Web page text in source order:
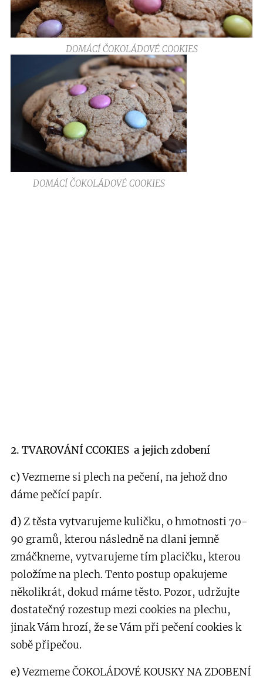
DOMÁCÍ ČOKOLÁDOVÉ COOKIES
DOMÁCÍ ČOKOLÁDOVÉ COOKIES
2. TVAROVÁNÍ CCOKIES a jejich zdobení
c)Vezmeme si plech na pečení, na jehož dno
dáme pečící papír.
d)Z těsta vytvarujeme kuličku, o hmotnosti 70-
90 gramů, kterou následně na dlani jemně
zmáčkneme, vytvarujeme tím placičku, kterou
položíme na plech. Tento postup opakujeme
několikrát, dokud máme těsto. Pozor, udržujte
dostatečný rozestup mezi cookies na plechu,
jinak Vám hrozí, že se Vám při pečení cookies k
sobě připečou.
e)Vezmeme ČOKOLÁDOVÉ KOUSKY NA ZDOBENÍ